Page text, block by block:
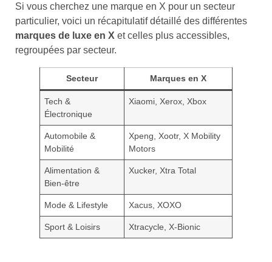
Si vous cherchez une marque en X pour un secteur
particulier, voici un récapitulatif détaillé des différentes
marques de luxe en X et celles plus accessibles,
regroupées par secteur.
Secteur Marques en X
Tech &
Électronique
Xiaomi, Xerox, Xbox
Automobile &
Mobilité
Xpeng, Xootr, X Mobility
Motors
Alimentation &
Bien-être
Xucker, Xtra Total
Mode & Lifestyle Xacus, XOXO
Sport & Loisirs Xtracycle, X-Bionic